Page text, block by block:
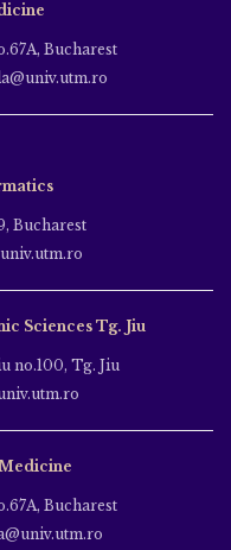
Bucharest
Bucharest
Sciences Tg. Jiu
no.100, Tg. Jiu
Bucharest